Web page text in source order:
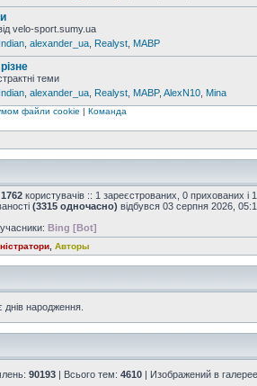
velo-sport.sumy.ua
Indian alexander_ua Realyst MABP
теми
Indian alexander_ua Realyst MABP, AlexN10 Mina
файли cookie | Команда
1762 користувачів :: 1 зареєстрованих, 0 прихованих і
(3315 одночасно) відбувся 03 серпня 2026,
Bing [Bot]
Авторы
днів народження.
90193 | Всього тем: 4610 | Изображений в